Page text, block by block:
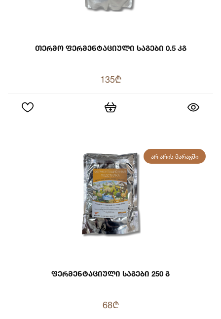
Თერმო Ფერმენტაციული Საგები 0.5 Კგ
135₾
ᲐᲠ ᲐᲠᲘᲡ ᲛᲐᲠᲐᲒᲨᲘ
Ფერმენტაციული Საგები 250 Გ
68₾